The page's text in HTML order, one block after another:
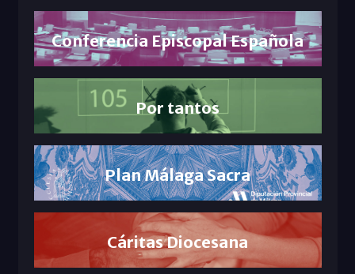
Conferencia Episcopal Española
Por tantos
Plan Málaga Sacra
Cáritas Diocesana